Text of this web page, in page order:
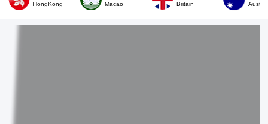
HongKong Macao Britain